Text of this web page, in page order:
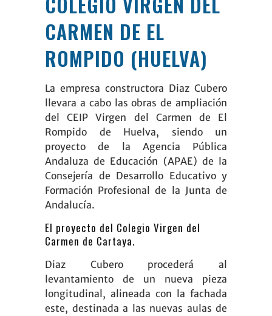
CARMEN DE EL
ROMPIDO (HUELVA)
La empresa constructora Diaz Cubero
llevara a cabo las obras de ampliación
del CEIP Virgen del Carmen de El
Rompido de Huelva, siendo un
proyecto de la Agencia Pública
Andaluza de Educación (APAE) de la
Consejería de Desarrollo Educativo y
Formación Profesional de la Junta de
Andalucía.
El proyecto del Colegio Virgen del
Carmen de Cartaya.
Diaz Cuberoprocederá al
levantamiento de un nueva pieza
longitudinal, alineada con la fachada
este, destinada a las nuevas aulas de